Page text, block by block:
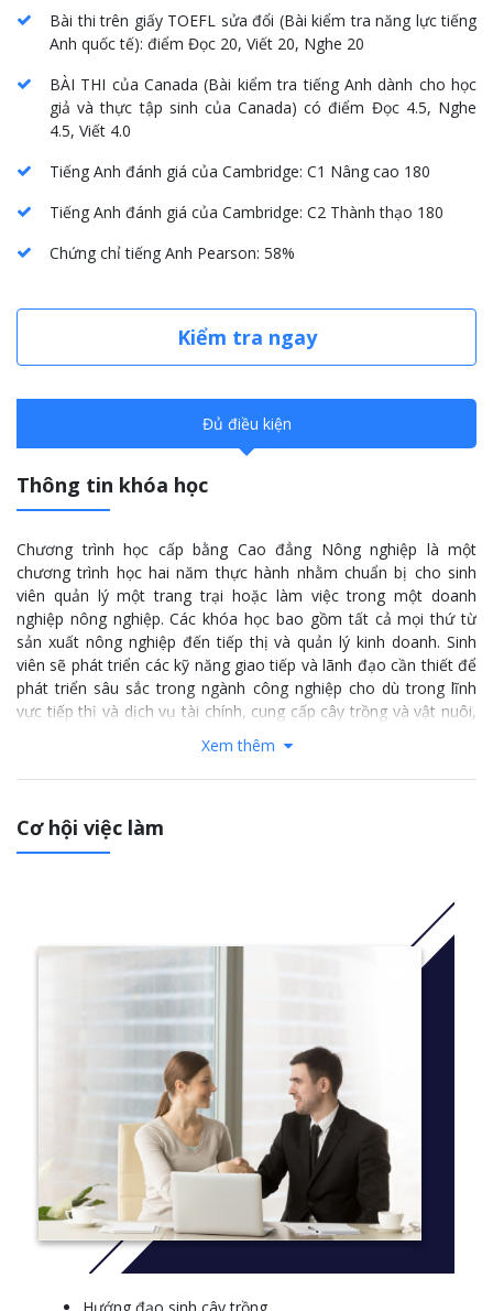
Bài thi trên giấy TOEFL sửa đổi (Bài kiểm tra năng lực tiếng
Anh quốc tế): điểm Đọc 20, Viết 20, Nghe 20
BÀI THI của Canada(Bài kiểm tra tiếng Anh dành cho học
giả và thực tập sinh của Canada) có điểm Đọc 4.5, Nghe
4.5, Viết 4.0
Tiếng Anh đánh giá của Cambridge: C1 Nâng cao 180
Tiếng Anh đánh giá của Cambridge: C2 Thành thạo 180
Chứng chỉ tiếng Anh Pearson: 58%
Kiểm tra ngay
Đủ điều kiện
Thông tin khóa học
Chương trình học cấp bằng Cao đẳng Nông nghiệp là một
chương trình học hai năm thực hành nhằm chuẩn bị cho sinh
viên quản lý một trang trại hoặc làm việc trong một doanh
nghiệp nông nghiệp. Các khóa học bao gồm tất cả mọi thứ từ
sản xuất nông nghiệp đến tiếp thị và quản lý kinh doanh. Sinh
viên sẽ phát triển các kỹ năng giao tiếp và lãnh đạo cần thiết để
phát triển sâu sắc trong ngành công nghiệp cho dù trong lĩnh
vực tiếp thị và dịch vụ tài chính, cung cấp cây trồng và vật nuôi,
Thêm thông tin: clickhere
Xem thêm
Cơ hội việc làm